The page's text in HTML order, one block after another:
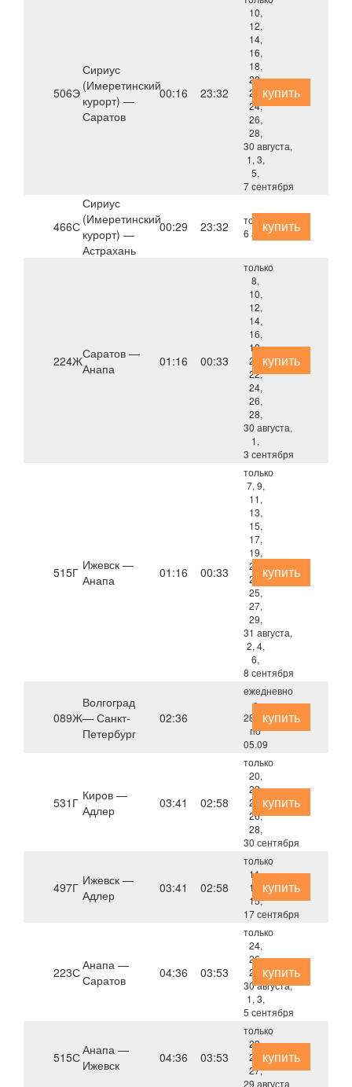
506Э
Сириус
(Имеретинский
курорт) —
Саратов
00:16 23:32
10,
12,
14,
16,
18,
20,
22,
24,
26,
28,
30 августа,
1, 3,
5,
7 сентября
купить
466С
Сириус
(Имеретинский
курорт) —
Астрахань
00:29 23:32
только
6 августа
купить
224ЖСаратов —
Анапа
01:16 00:33
только
8,
10,
12,
14,
16,
18,
20,
22,
24,
26,
28,
30 августа,
1,
3 сентября
купить
515Г Ижевск —
Анапа
01:16 00:33
только
7, 9,
11,
13,
15,
17,
19,
21,
23,
25,
27,
29,
31 августа,
2, 4,
6,
8 сентября
купить
089Ж
Волгоград
— Санкт-
Петербург
02:36
ежедневно
с
28.08
по
05.09
купить
531Г Киров —
Адлер
03:41 02:58
только
20,
22,
24,
26,
28,
30 сентября
купить
497Г Ижевск —
Адлер
03:41 02:58
только
11,
13,
15,
17 сентября
купить
223САнапа —
Саратов
04:36 03:53
только
24,
26,
28,
30 августа,
1, 3,
5 сентября
купить
515САнапа —
Ижевск
04:36 03:53
только
23,
25,
27,
29 августа
купить